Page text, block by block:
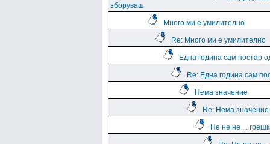
зборуваш
Много ми е умилително
Re: Много ми е умилително
Една година сам постар
Re: Една година сам
Нема значение
Re: Нема значение
Не не не ...